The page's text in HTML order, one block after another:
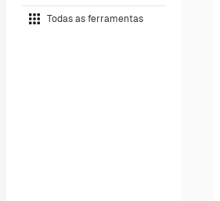
Todas as ferramentas